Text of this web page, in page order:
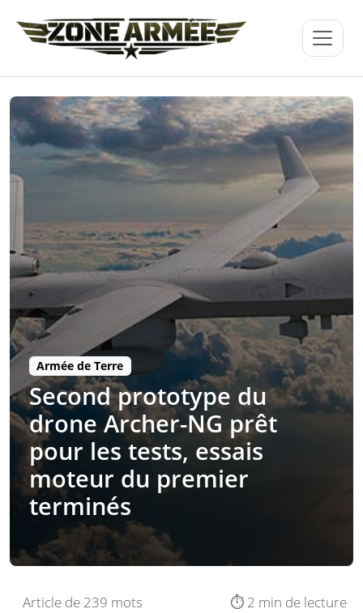
Armée de Terre
Second prototype du
drone Archer-NG prêt
pour les tests, essais
moteur du premier
terminés
Article de 239 mots ⏱️ 2 min de lecture